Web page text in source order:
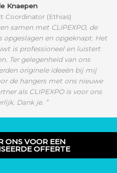
Knaepen
Coordinator (Ethias)
samen met CLIPEXPO, de
opgeslagen en opgeknapt. Het
is professioneel en luistert
Ter gelegenheid van ons
originele ideeën bij mij
de hangers met ons nieuwe
als CLIPEXPO is voor ons
Dank je. ”
ONS VOOR EEN
OFFERTE